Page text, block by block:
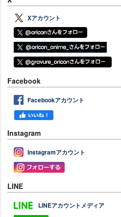
Xアカウント
Facebook
Facebookアカウント
Instagram
Instagramアカウント
LINE
LINEアカウントメディア